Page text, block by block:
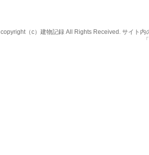
copyright（c）建物記録 All Rights Received. サイト